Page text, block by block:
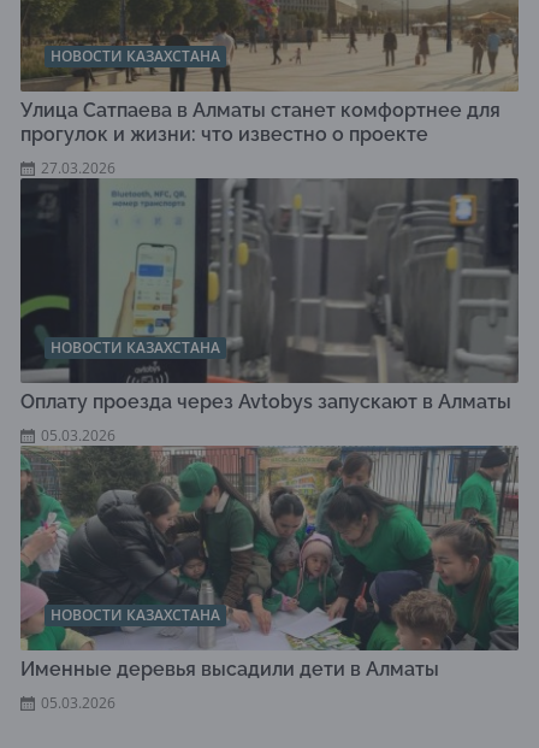
НОВОСТИ КАЗАХСТАНА
Улица Сатпаева в Алматы станет комфортнее для
прогулок и жизни: что известно о проекте
27.03.2026
НОВОСТИ КАЗАХСТАНА
Оплату проезда через Avtobys запускают в Алматы
05.03.2026
НОВОСТИ КАЗАХСТАНА
Именные деревья высадили дети в Алматы
05.03.2026